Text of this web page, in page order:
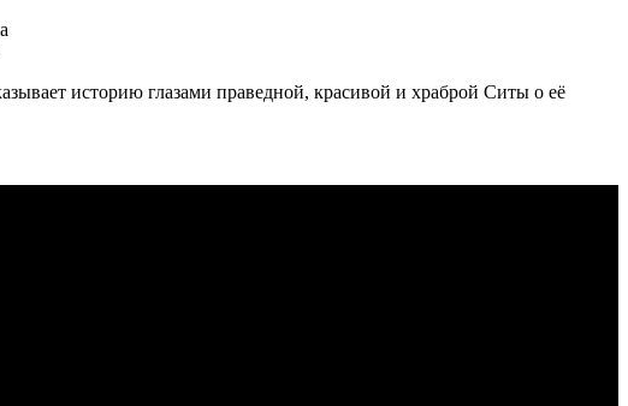
историю глазами праведной, красивой и храброй Ситы о её